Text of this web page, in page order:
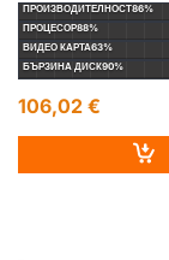
ПРОИЗВОДИТЕЛНОСТ86%
ПРОЦЕСОР88%
ВИДЕО КАРТА63%
БЪРЗИНА ДИСК90%
106,02 €